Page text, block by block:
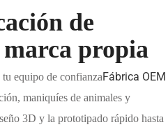
de
propia
equipo de confianzaFábrica OEM
maniquíes de animales y
3D y la prototipado rápido hasta